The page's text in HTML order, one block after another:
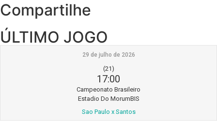
Compartilhe
ÚLTIMO JOGO
29 de julho de 2026
(21)
17:00
Campeonato Brasileiro
Estadio Do MorumBIS
Sao Paulo x Santos